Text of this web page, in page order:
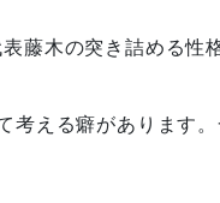
藤木の突き詰める性
える癖があります